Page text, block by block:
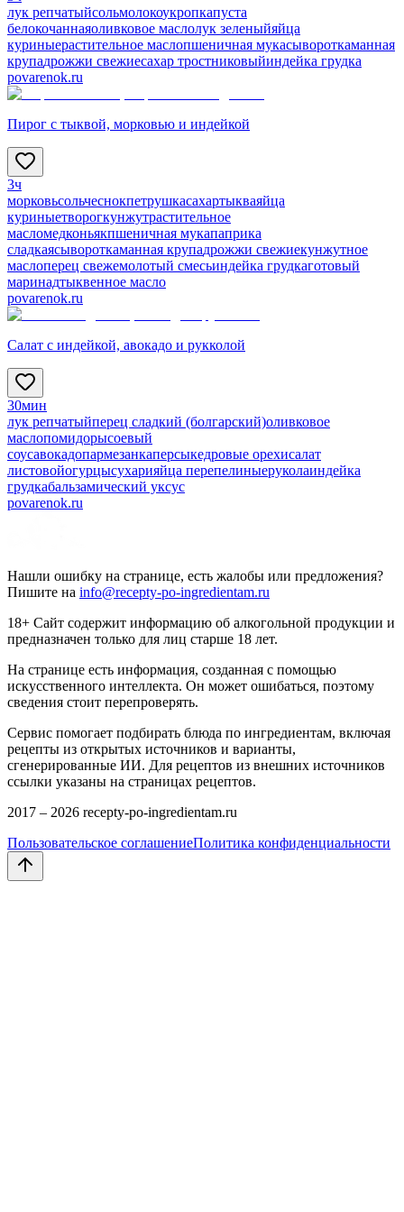
лук репчатыйсольмолокоукропкапуста
белокочаннаяоливковое маслолук зеленыйяйца
куриныерастительное маслопшеничная мукасывороткаманная
крупадрожжи свежиесахар тростниковыйиндейка грудка
povarenok.ru
Пирог с тыквой, морковью и индейкой
3ч
морковьсольчеснокпетрушкасахартыкваяйца
куриныетворогкунжутрастительное
масломедконьякпшеничная мукапаприка
сладкаясывороткаманная крупадрожжи свежиекунжутное
маслоперец свежемолотый смесьиндейка грудкаготовый
маринадтыквенное масло
povarenok.ru
Салат с индейкой, авокадо и рукколой
30мин
лук репчатыйперец сладкий (болгарский)оливковое
маслопомидорысоевый
соусавокадопармезанкаперсыкедровые орехисалат
листовойогурцысухарияйца перепелиныеруколаиндейка
грудкабальзамический уксус
povarenok.ru
Нашли ошибку на странице, есть жалобы или предложения?
Пишите на info@recepty-po-ingredientam.ru
18+ Сайт содержит информацию об алкогольной продукции и
предназначен только для лиц старше 18 лет.
На странице есть информация, созданная с помощью
искусственного интеллекта. Он может ошибаться, поэтому
сведения стоит перепроверять.
Сервис помогает подбирать блюда по ингредиентам, включая
рецепты из открытых источников и варианты,
сгенерированные ИИ. Для рецептов из внешних источников
ссылки указаны на страницах рецептов.
2017 – 2026 recepty-po-ingredientam.ru
Пользовательское соглашениеПолитика конфиденциальности